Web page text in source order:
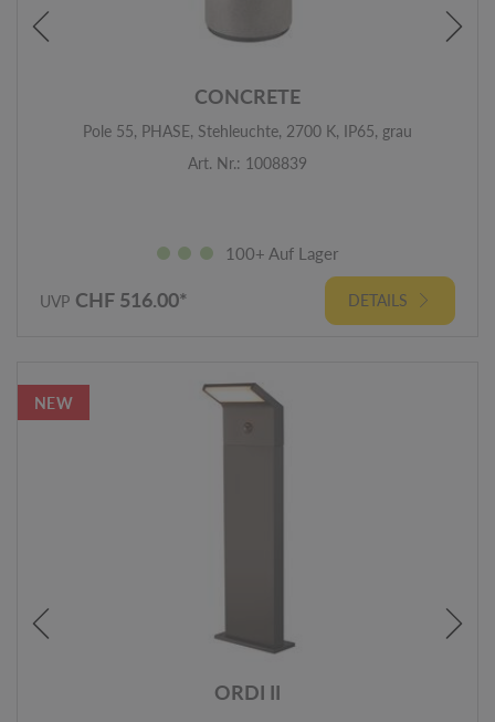
CONCRETE
Pole 55, PHASE, Stehleuchte, 2700 K, IP65, grau
Art. Nr.: 1008839
100+ Auf Lager
UVP CHF 516.00* DETAILS
NEW
ORDI II